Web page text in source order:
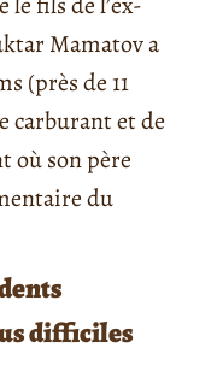
Mamatov a
(près de 11
carburant et de
où son père
du
difficiles